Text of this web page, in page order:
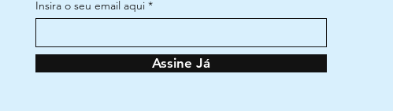
Insira o seu email aqui
Assine Já